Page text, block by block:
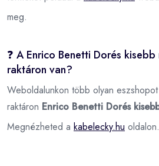
meg.
❓ A Enrico Benetti Dorés
raktáron van?
Weboldalunkon több olyan
raktáron Enrico Benetti Dorés
Megnézheted a kabelecky.hu oldalon.